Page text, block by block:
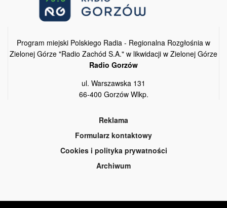
Program miejski Polskiego Radia - Regionalna Rozgłośnia w
Zielonej Górze "Radio Zachód S.A." w likwidacji w Zielonej Górze
Radio Gorzów
ul. Warszawska 131
66-400 Gorzów Wlkp.
Reklama
Formularz kontaktowy
Cookies i polityka prywatności
Archiwum